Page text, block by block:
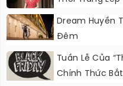
Dream Huyền
Đêm
Tuần Lễ Của
Chính Thức